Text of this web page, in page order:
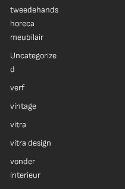
tweedehands
horeca
meubilair
Uncategorize
d
verf
vintage
vitra
vitra design
vonder
interieur